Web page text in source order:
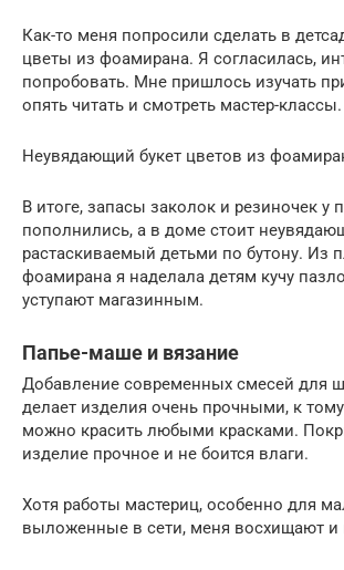
Как-то меня попросили сделать в
цветы из фоамирана. Я согласилась,
попробовать. Мне пришлось изучать
опять читать и смотреть мастер-классы.
Неувядающий букет цветов из
В итоге, запасы заколок и резиночек у
пополнились, а в доме стоит
растаскиваемый детьми по бутону. Из
фоамирана я наделала детям кучу
уступают магазинным.
Папье-маше и вязание
Добавление современных смесей для
делает изделия очень прочными, к
можно красить любыми красками.
изделие прочное и не боится влаги.
Хотя работы мастериц, особенно для
выложенные в сети, меня восхищают и